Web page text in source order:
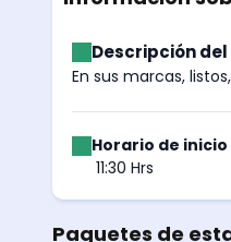
Descripción
En sus marcas,
Horario de
11:30 Hrs
Paquetes de